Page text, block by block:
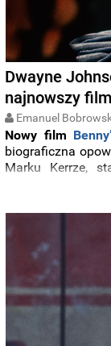
Dwayne
najnowszy
Emanuel
Nowy film
biograficzna
Marku Kerrze,
owację na
premierze obecni
a także sam
swojego życia
zdecydowanie
przedstawia
oktagonie,
leków